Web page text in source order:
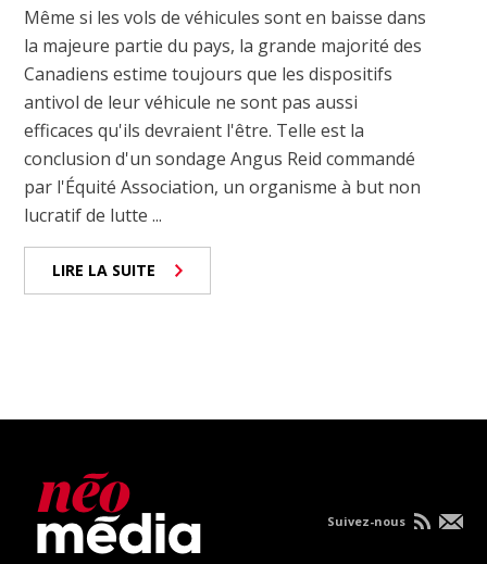
Même si les vols de véhicules sont en baisse dans
la majeure partie du pays, la grande majorité des
Canadiens estime toujours que les dispositifs
antivol de leur véhicule ne sont pas aussi
efficaces qu'ils devraient l'être. Telle est la
conclusion d'un sondage Angus Reid commandé
par l'Équité Association, un organisme à but non
lucratif de lutte ...
LIRE LA SUITE
Suivez-nous